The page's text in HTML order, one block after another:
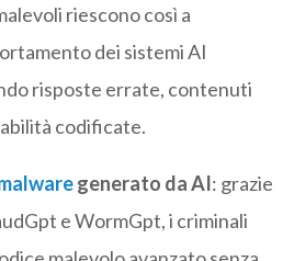
riescono così a
dei sistemi AI
risposte errate, contenuti
codificate.
generato da AI: grazie
e WormGpt, i criminali